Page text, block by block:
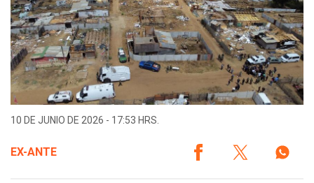
10 DE JUNIO DE 2026 - 17:53 HRS.
EX-ANTE